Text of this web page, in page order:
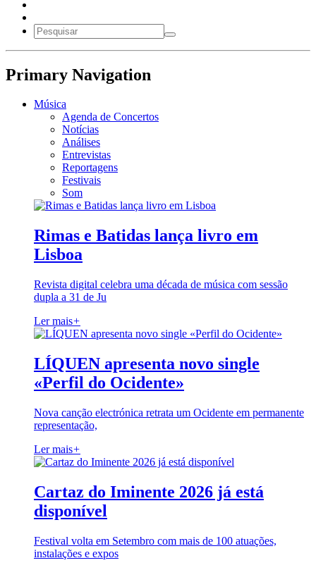
Primary Navigation
Música
Agenda de Concertos
Notícias
Análises
Entrevistas
Reportagens
Festivais
Som
Rimas e Batidas lança livro em
Lisboa
Revista digital celebra uma década de música com sessão
dupla a 31 de Ju
Ler mais+
LÍQUEN apresenta novo single
«Perfil do Ocidente»
Nova canção electrónica retrata um Ocidente em permanente
representação,
Ler mais+
Cartaz do Iminente 2026 já está
disponível
Festival volta em Setembro com mais de 100 atuações,
instalações e expos